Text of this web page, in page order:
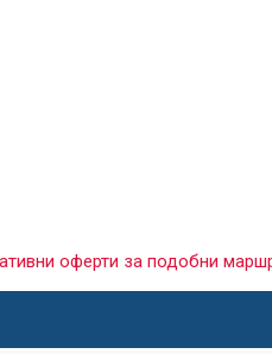
оферти за подобни